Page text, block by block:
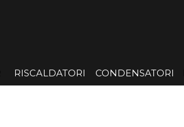
▼
RISCALDATORI ▼
CONDENSATORI